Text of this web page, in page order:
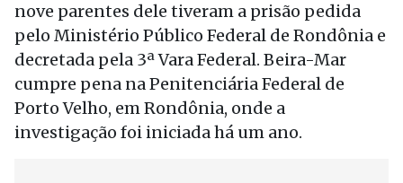
nove parentes dele tiveram a prisão pedida
pelo Ministério Público Federal de Rondônia e
decretada pela 3ª Vara Federal. Beira-Mar
cumpre pena na Penitenciária Federal de
Porto Velho, em Rondônia, onde a
investigação foi iniciada há um ano.